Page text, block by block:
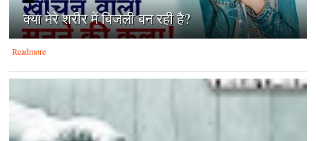
क्‍या मेरे शरीर में बिजली बन रही है?
Readmore